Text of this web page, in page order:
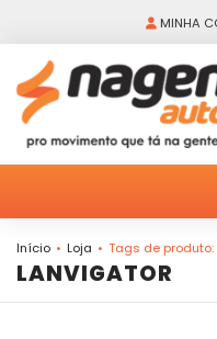
MINHA
Início Loja Tags de
LANVIGATOR